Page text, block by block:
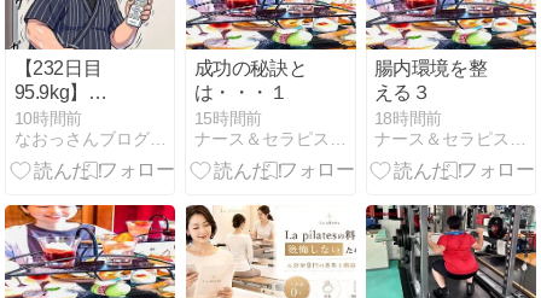
【232日目
95.9kg】
100kg越え卒
業生がカロミ
ル目標を緊急
り防止」で来
年3月80kgへ
計画修正＆今
年最軽量級
10時間前
なおっさんブログ〜肉体改造ブログ〜
成功の秘訣と
は・・・１
15時間前
腸内環境を整
える３
18時間前